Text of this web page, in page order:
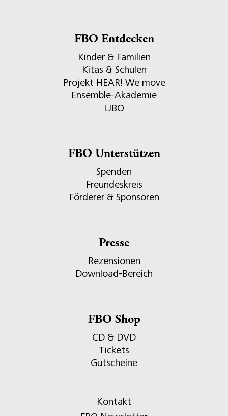
FBO Entdecken
Kinder & Familien
Kitas & Schulen
Projekt HEAR! We move
Ensemble-Akademie
LJBO
FBO Unterstützen
Spenden
Freundeskreis
Förderer & Sponsoren
Presse
Rezensionen
Download-Bereich
FBO Shop
CD & DVD
Tickets
Gutscheine
Kontakt